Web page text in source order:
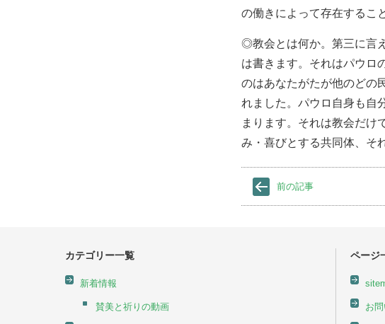
の働きによって存在するこ
◎教会とは何か。第三に言
は書きます。それはパウロ
のはあなたがたが他のどの
れました。パウロ自身も自
まります。それは教会だけ
み・喜びとする共同体、そ
前の記事
カテゴリー一覧
新着情報
賛美と祈りの動画
ページ
お